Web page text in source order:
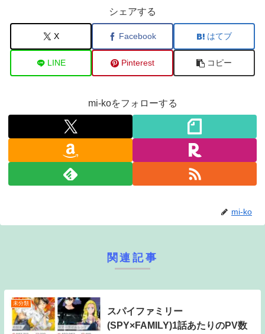
シェアする
X Facebook はてブ
LINE Pinterest コピー
mi-koをフォローする
mi-ko
関連記事
未分類
スパイファミリー
(SPY×FAMILY)1話あたりのPV数